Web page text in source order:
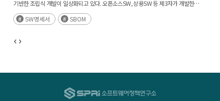
기반한 조립식 개발이 일상화되고 있다. 오픈소스SW, 상용SW 등 제3자가 개발한
SW를 활용함으로써 신기술 도입이 빨라지고 SW개발 비용이 절감되는 혁신을
가져옴과 동시에 내재된 라이선스·보안·품질 위협도 함께 동반되고 있다. 이에 따라
하나로 SBOM(Software Bill of Materials)에 주목하기 시작했다. (후략)
SW명세서 SBOM